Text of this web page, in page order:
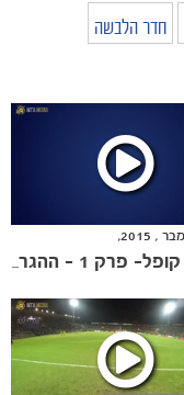
חדר הלבשה
אתגר קופל- פרק 1 - ההגרלה